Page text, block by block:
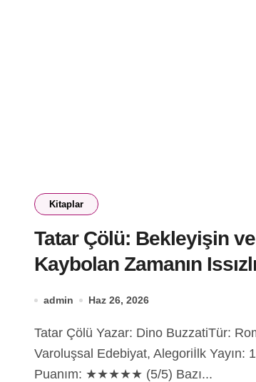
Kitaplar
Tatar Çölü: Bekleyişin ve
Kaybolan Zamanın
admin Haz 26, 2026
Tatar Çölü Yazar: Dino BuzzatiTür: Roman,
Varoluşsal Edebiyat, Alegoriİlk Yayın:
Puanım: ★★★★★ (5/5) Bazı...